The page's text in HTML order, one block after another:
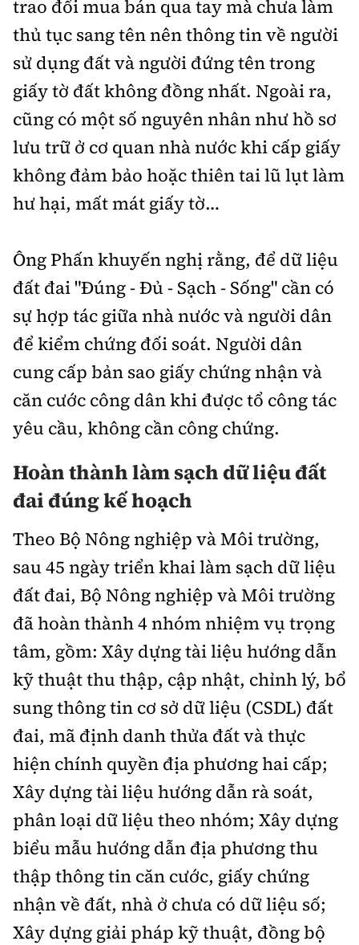
trao đổi mua bán qua tay mà chưa làm
thủ tục sang tên nên thông tin về người
sử dụng đất và người đứng tên trong
giấy tờ đất không đồng nhất. Ngoài ra,
cũng có một số nguyên nhân như hồ sơ
lưu trữ ở cơ quan nhà nước khi cấp giấy
không đảm bảo hoặc thiên tai lũ lụt làm
hư hại, mất mát giấy tờ…
Ông Phấn khuyến nghị rằng, để dữ liệu
đất đai "Đúng - Đủ - Sạch - Sống" cần có
sự hợp tác giữa nhà nước và người dân
để kiểm chứng đối soát. Người dân
cung cấp bản sao giấy chứng nhận và
căn cước công dân khi được tổ công tác
yêu cầu, không cần công chứng.
Hoàn thành làm sạch dữ liệu đất
đai đúng kế hoạch
Theo Bộ Nông nghiệp và Môi trường,
sau 45 ngày triển khai làm sạch dữ liệu
đất đai, Bộ Nông nghiệp và Môi trường
đã hoàn thành 4 nhóm nhiệm vụ trọng
tâm, gồm: Xây dựng tài liệu hướng dẫn
kỹ thuật thu thập, cập nhật, chỉnh lý, bổ
sung thông tin cơ sở dữ liệu (CSDL) đất
đai, mã định danh thửa đất và thực
hiện chính quyền địa phương hai cấp;
Xây dựng tài liệu hướng dẫn rà soát,
phân loại dữ liệu theo nhóm; Xây dựng
biểu mẫu hướng dẫn địa phương thu
thập thông tin căn cước, giấy chứng
nhận về đất, nhà ở chưa có dữ liệu số;
Xây dựng giải pháp kỹ thuật, đồng bộ